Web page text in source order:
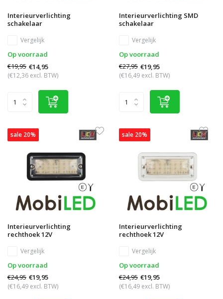
Interieurverlichting
schakelaar
Vergelijk
Op voorraad
€19,95 €14,95
(€12,36 excl. BTW)
Interieurverlichting SMD
schakelaar
Vergelijk
Op voorraad
€27,95 €19,95
(€16,49 excl. BTW)
sale 20%
Interieurverlichting
rechthoek 12V
Vergelijk
Op voorraad
€24,95 €19,95
(€16,49 excl. BTW)
sale 20%
Interieurverlichting
rechthoek 12V
Vergelijk
Op voorraad
€24,95 €19,95
(€16,49 excl. BTW)